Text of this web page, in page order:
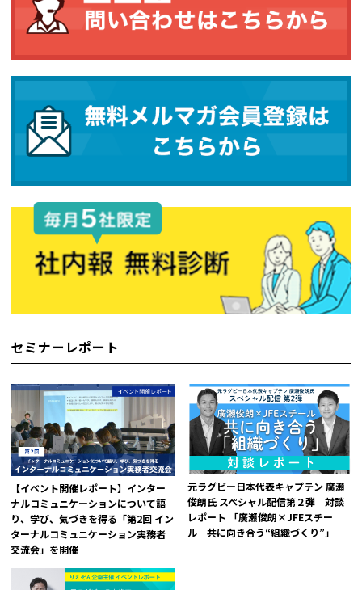
セミナーレポート
【イベント開催レポート】インター
ナルコミュニケーションについて語
り、学び、気づきを得る「第2回 イン
ターナルコミュニケーション実務者
交流会」を開催
元ラグビー日本代表キャプテン 廣瀬
俊朗氏 スペシャル配信第２弾 対談
レポート 「廣瀬俊朗×JFEスチー
ル 共に向き合う“組織づくり”」